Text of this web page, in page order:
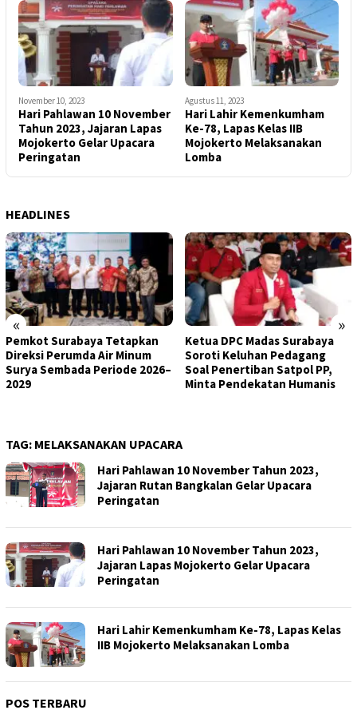
November 10, 2023
Hari Pahlawan 10 November
Tahun 2023, Jajaran Lapas
Mojokerto Gelar Upacara
Peringatan
Agustus 11, 2023
Hari Lahir Kemenkumham
Ke-78, Lapas Kelas IIB
Mojokerto Melaksanakan
Lomba
HEADLINES
« »
Pemkot Surabaya Tetapkan
Direksi Perumda Air Minum
Surya Sembada Periode 2026–
2029
Ketua DPC Madas Surabaya
Soroti Keluhan Pedagang
Soal Penertiban Satpol PP,
Minta Pendekatan Humanis
TAG: MELAKSANAKAN UPACARA
Hari Pahlawan 10 November Tahun 2023,
Jajaran Rutan Bangkalan Gelar Upacara
Peringatan
Hari Pahlawan 10 November Tahun 2023,
Jajaran Lapas Mojokerto Gelar Upacara
Peringatan
Hari Lahir Kemenkumham Ke-78, Lapas Kelas
IIB Mojokerto Melaksanakan Lomba
POS TERBARU